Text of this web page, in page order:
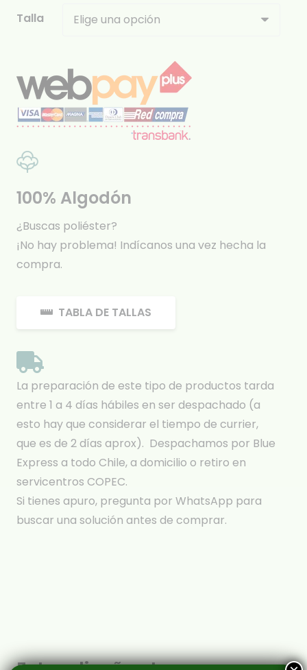
Talla
100% Algodón
¿Buscas poliéster?
¡No hay problema! Indícanos una vez hecha la
compra.
TABLA DE TALLAS
La preparación de este tipo de productos tarda
entre 1 a 4 días hábiles en ser despachado (a
esto hay que considerar el tiempo de currier,
que es de 2 días aprox). Despachamos por Blue
Express a todo Chile, a domicilio o retiro en
servicentros COPEC.
Si tienes apuro, pregunta por WhatsApp para
buscar una solución antes de comprar.